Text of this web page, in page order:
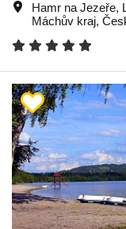
Hamr na Jezeře,
Máchův kraj,